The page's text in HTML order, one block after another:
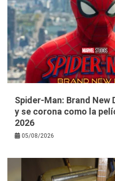
Spider-Man: Brand New
y se corona como la
2026
05/08/2026